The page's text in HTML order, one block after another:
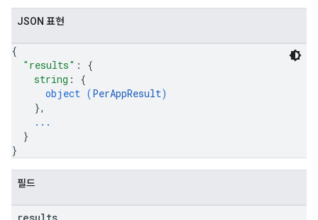
JSON 표현
{
"results" : {
string : {
object (PerAppResult)
},
...
}
}
필드